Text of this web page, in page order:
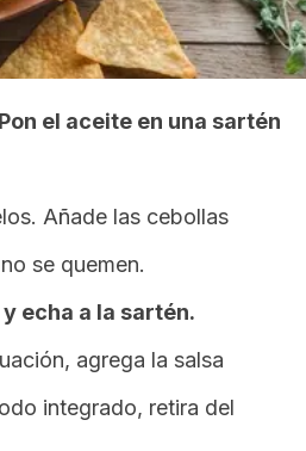
Pon el aceite en una sartén
Añade las cebollas
se quemen.
echa a la sartén.
agrega la salsa
integrado, retira del